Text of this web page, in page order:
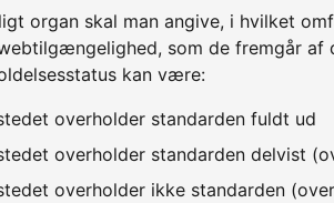
organ skal man angive, i hvilket
som de fremgår af
kan være:
overholder standarden fuldt ud
overholder standarden delvist
overholder ikke standarden